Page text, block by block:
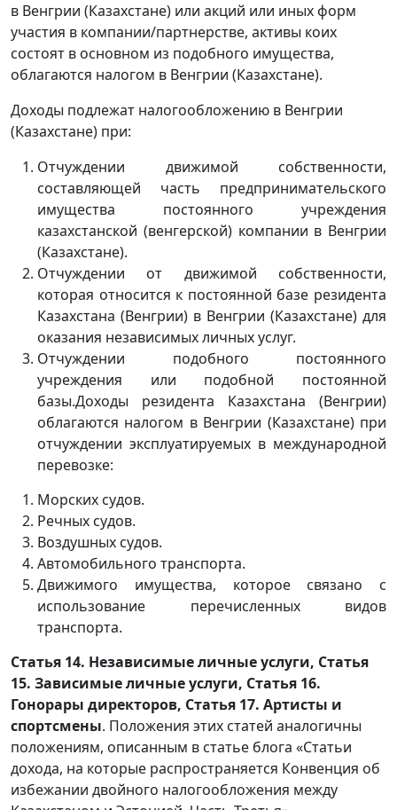
в Венгрии (Казахстане) или акций или иных форм
участия в компании/партнерстве, активы коих
состоят в основном из подобного имущества,
облагаются налогом в Венгрии (Казахстане).
Доходы подлежат налогообложению в Венгрии
(Казахстане) при:
Отчуждении движимой собственности,
составляющей часть предпринимательского
имущества постоянного учреждения
казахстанской (венгерской) компании в Венгрии
(Казахстане).
Отчуждении от движимой собственности,
которая относится к постоянной базе резидента
Казахстана (Венгрии) в Венгрии (Казахстане) для
оказания независимых личных услуг.
Отчуждении подобного постоянного
учреждения или подобной постоянной
базы.Доходы резидента Казахстана (Венгрии)
облагаются налогом в Венгрии (Казахстане) при
отчуждении эксплуатируемых в международной
перевозке:
Морских судов.
Речных судов.
Воздушных судов.
Автомобильного транспорта.
Движимого имущества, которое связано с
использование перечисленных видов
транспорта.
Статья 14. Независимые личные услуги, Статья
15. Зависимые личные услуги, Статья 16.
Гонорары директоров, Статья 17. Артисты и
спортсмены. Положения этих статей аналогичны
положениям, описанным в статье блога «Статьи
дохода, на которые распространяется Конвенция об
избежании двойного налогообложения между